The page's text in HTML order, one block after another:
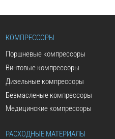
КОМПРЕССОРЫ
Поршневые компрессоры
Винтовые компрессоры
Дизельные компрессоры
Безмасленые компрессоры
Медицинские компрессоры
РАСХОДНЫЕ МАТЕРИАЛЫ